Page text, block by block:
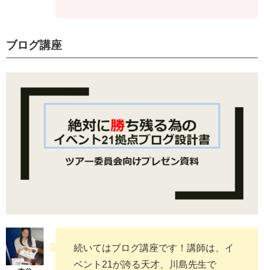
ブログ講座
続いてはブログ講座です！講師は、イ
ベント21が誇る天才、川島先生で